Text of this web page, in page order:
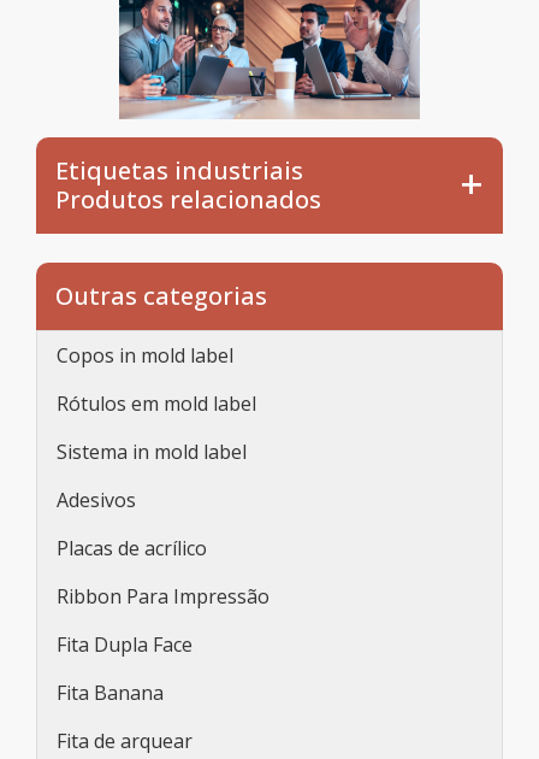
Etiquetas industriais
Produtos relacionados
Outras categorias
Copos in mold label
Rótulos em mold label
Sistema in mold label
Adesivos
Placas de acrílico
Ribbon Para Impressão
Fita Dupla Face
Fita Banana
Fita de arquear